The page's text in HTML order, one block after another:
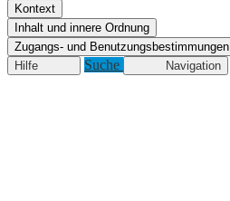
Kontext
Inhalt und innere Ordnung
Zugangs- und Benutzungsbestimmungen
Hilfe
Suche Navigation